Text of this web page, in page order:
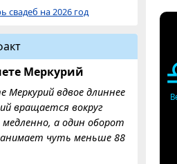
свадеб на 2026 год
Меркурий
Меркурий вдвое длиннее
вращается вокруг
медленно, а один оборот
чуть меньше 88